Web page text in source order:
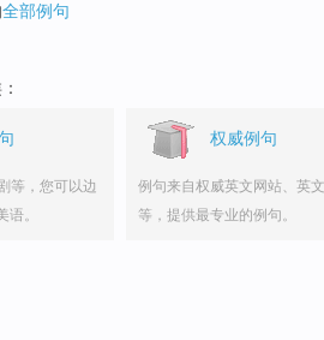
全部例句
等，您可以边
。
权威例句
例句来自权威英文网站、英
等，提供最专业的例句。